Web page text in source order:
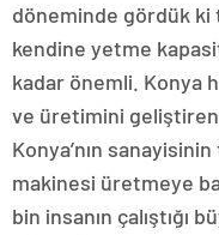
döneminde gördük ki
kendine yetme
kadar önemli. Konya
ve üretimini
Konya’nın
makinesi üretmeye
bin insanın çalıştığı